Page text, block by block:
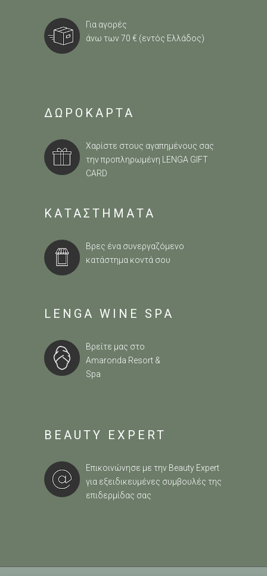
Για αγορές
άνω των 70 € (εντός Ελλάδος)
ΔΩΡΟΚΑΡΤΑ
Χαρίστε στους αγαπημένους σας
την προπληρωμένη LENGA GIFT
CARD
ΚΑΤΑΣΤΗΜΑΤΑ
Βρες ένα συνεργαζόμενο
κατάστημα κοντά σου
LENGA WINE SPA
Βρείτε μας στο
Amaronda Resort &
Spa
BEAUTY EXPERT
Επικοινώνησε με την Beauty Expert
για εξειδικευμένες συμβουλές της
επιδερμίδας σας